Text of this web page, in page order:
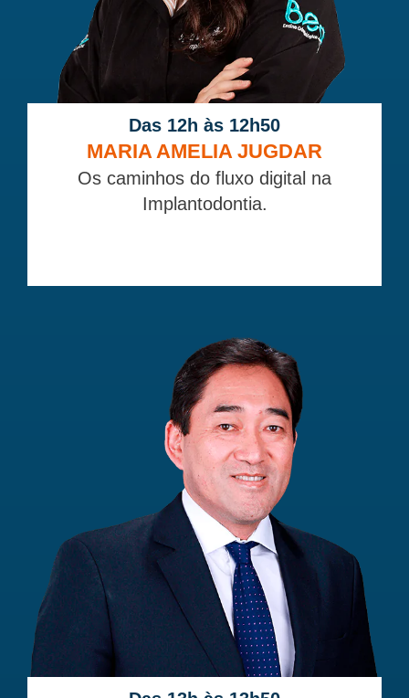
Das 12h às 12h50
MARIA AMELIA JUGDAR
Os caminhos do fluxo digital na
Implantodontia.